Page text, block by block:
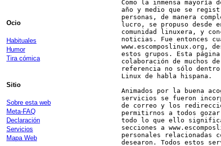
Ocio
Habituales
Humor
Tira cómica
Sitio
Sobre esta web
Meta-FAQ
Declaración
Servicios
Mapa Web
Como la inmensa mayoría
año y medio que se
personas, de manera
lucro, se propuso desde
comunidad linuxera, y
noticias. Fue entonces
www.escomposlinux.org,
estos grupos. Esta
colaboración de muchos
referencia no sólo
Linux de habla hispana.
Animados por la buena
servicios se fueron
de correo y los
permitirnos a todos gozar
todo lo que ello
secciones a
personales relacionadas
desearon. Todos estos